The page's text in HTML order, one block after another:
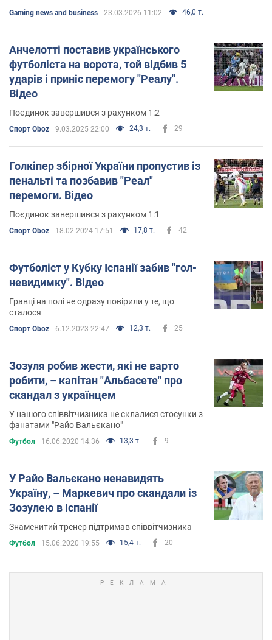
Gaming news and business 23.03.2026 11:02 46,0 т.
Анчелотті поставив українського
футболіста на ворота, той відбив 5
ударів і приніс перемогу "Реалу".
Відео
Поєдинок завершився з рахунком 1:2
Спорт Oboz 9.03.2025 22:00 24,3 т. 29
Голкіпер збірної України пропустив із
пенальті та позбавив "Реал"
перемоги. Відео
Поєдинок завершився з рахунком 1:1
Спорт Oboz 18.02.2024 17:51 17,8 т. 42
Футболіст у Кубку Іспанії забив "гол-
невидимку". Відео
Гравці на полі не одразу повірили у те, що
сталося
Спорт Oboz 6.12.2023 22:47 12,3 т. 25
Зозуля робив жести, які не варто
робити, – капітан "Альбасете" про
скандал з українцем
У нашого співвітчизника не склалися стосунки з
фанатами "Райо Вальєкано"
Футбол 16.06.2020 14:36 13,3 т. 9
У Райо Вальєкано ненавидять
Україну, – Маркевич про скандали із
Зозулею в Іспанії
Знаменитий тренер підтримав співвітчизника
Футбол 15.06.2020 19:55 15,4 т. 20